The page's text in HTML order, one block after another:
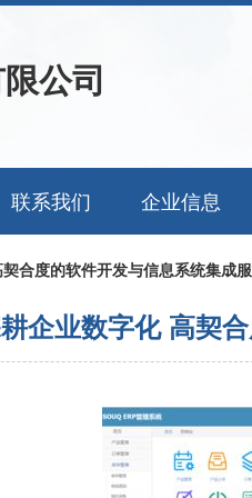
公司
联系我们 企业信息
合度的软件开发与信息系统集成
企业数字化 高契